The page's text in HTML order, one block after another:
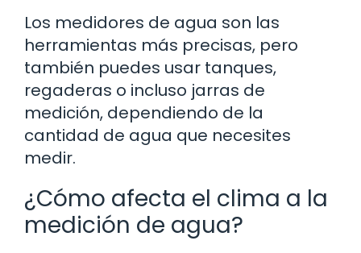
Los medidores de agua son las
herramientas más precisas, pero
también puedes usar tanques,
regaderas o incluso jarras de
medición, dependiendo de la
cantidad de agua que necesites
medir.
¿Cómo afecta el clima a la
medición de agua?